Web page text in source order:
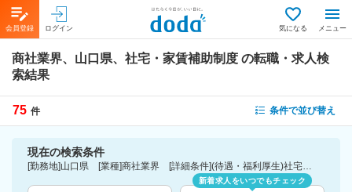
会員登録 ログイン 気になる メニュー
商社業界、山口県、社宅・家賃補助制度 の転職・求人検
索結果
75 件 条件で並び替え
現在の検索条件
[勤務地]山口県 [業種]商社業界 [詳細条件](待遇・福利厚生)社宅・家賃補助制度
新着求人をいつでもチェック